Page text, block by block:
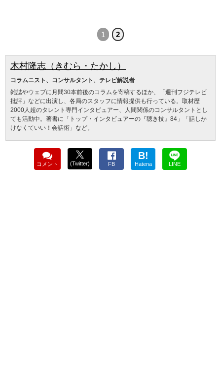
1 2
木村隆志（きむら・たかし）
コラムニスト、コンサルタント、テレビ解説者
雑誌やウェブに月間30本前後のコラムを寄稿するほか、「週刊フジテレビ
批評」などに出演し、各局のスタッフに情報提供も行っている。取材歴
2000人超のタレント専門インタビュアー、人間関係のコンサルタントとし
ても活動中。著書に「トップ・インタビュアーの『聴き技』84」「話しか
けなくていい！会話術」など。
コメント (Twitter) FB
B!
Hatena LINE